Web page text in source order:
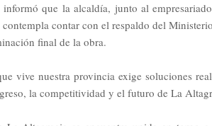
informó que la alcaldía, junto al
contar con el respaldo del
final de la obra.
vive nuestra provincia exige soluciones
la competitividad y el futuro de La